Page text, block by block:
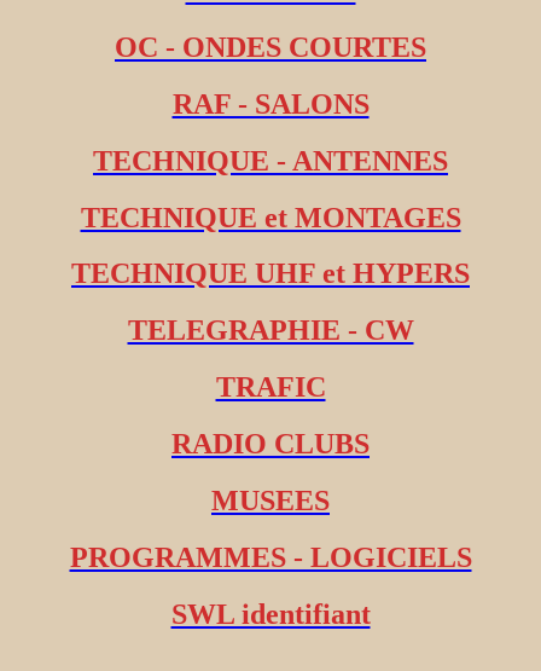
OC - ONDES COURTES
RAF - SALONS
TECHNIQUE - ANTENNES
TECHNIQUE et MONTAGES
TECHNIQUE UHF et HYPERS
TELEGRAPHIE - CW
TRAFIC
RADIO CLUBS
MUSEES
PROGRAMMES - LOGICIELS
SWL identifiant